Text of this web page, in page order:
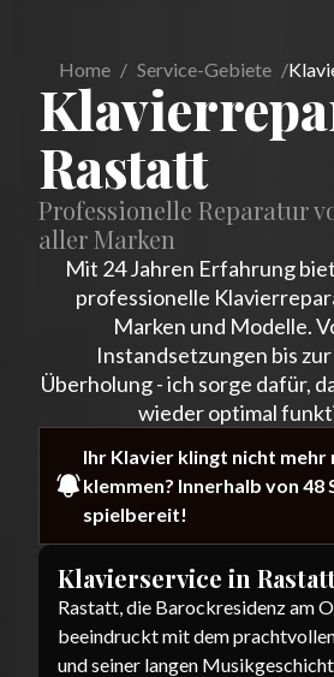
Home / Service-Gebiete /
Rastatt
Professionelle Reparatur
aller Marken
Mit 24 Jahren Erfahrung
professionelle
Marken und Modelle.
Instandsetzungen bis
Überholung - ich sorge dafür,
wieder optimal
Ihr Klavier klingt nicht mehr
klemmen? Innerhalb von 48
spielbereit!
Klavierservice in
Rastatt, die Barockresidenz am
beeindruckt mit dem
und seiner langen